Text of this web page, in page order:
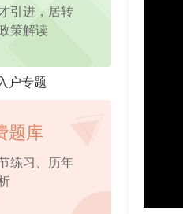
引进，居转
策解读
户专题
题库
练习、历年